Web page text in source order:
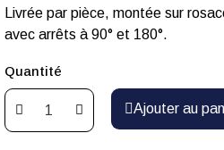
Livrée par pièce, montée sur
avec arrêts à 90° et 180°.
Quantité
Ajouter au